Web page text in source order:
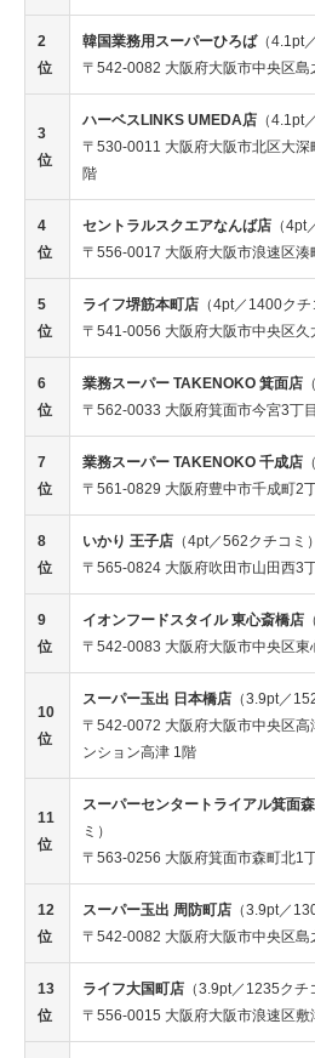
2
位
韓国業務用スーパーひろば（4.1pt
〒542-0082 大阪府大阪市中央区島
3
位
ハーベスLINKS UMEDA店 （4.1pt
〒530-0011 大阪府大阪市北区大深
階
4
位
セントラルスクエアなんば店 （4pt
〒556-0017 大阪府大阪市浪速区湊
5
位
ライフ堺筋本町店 （4pt／1400クチ
〒541-0056 大阪府大阪市中央区久
6
位
業務スーパー TAKENOKO 箕面店
〒562-0033 大阪府箕面市今宮3丁
7
位
業務スーパー TAKENOKO 千成店
〒561-0829 大阪府豊中市千成町2
8
位
いかり 王子店 （4pt／562クチコミ）
〒565-0824 大阪府吹田市山田西3
9
位
イオンフードスタイル 東心斎橋店
〒542-0083 大阪府大阪市中央区
10
位
スーパー玉出 日本橋店 （3.9pt／
〒542-0072 大阪府大阪市中央区
ンション高津 1階
11
位
スーパーセンタートライアル箕面
ミ）
〒563-0256 大阪府箕面市森町北1
12
位
スーパー玉出 周防町店 （3.9pt／
〒542-0082 大阪府大阪市中央区
13
位
ライフ大国町店 （3.9pt／1235クチ
〒556-0015 大阪府大阪市浪速区敷